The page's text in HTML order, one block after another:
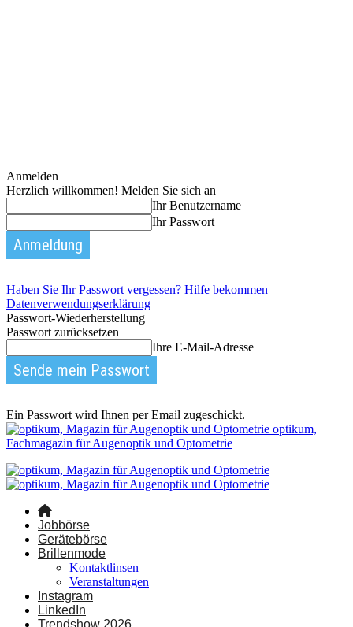
Anmelden
Herzlich willkommen! Melden Sie sich an
Ihr Benutzername
Ihr Passwort
Haben Sie Ihr Passwort vergessen? Hilfe bekommen
Datenverwendungserklärung
Passwort-Wiederherstellung
Passwort zurücksetzen
Ihre E-Mail-Adresse
Ein Passwort wird Ihnen per Email zugeschickt.
optikum,
Fachmagazin für Augenoptik und Optometrie
Jobbörse
Gerätebörse
Brillenmode
Kontaktlinsen
Veranstaltungen
Instagram
LinkedIn
Trendshow 2026